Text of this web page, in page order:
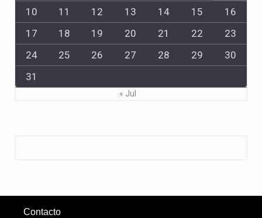
10
11 12 13 14 15
16
17
18 19 20 21 22
23
24
25 26 27 28 29
30
31
« Jul
Contacto